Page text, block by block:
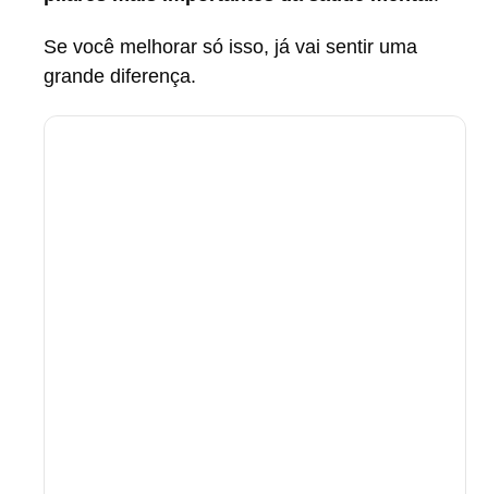
Se você melhorar só isso, já vai sentir uma
grande diferença.